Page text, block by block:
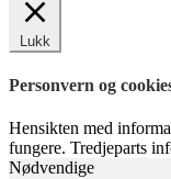
Lukk
Personvern og
Hensikten med
fungere. Tredjeparts
Nødvendige